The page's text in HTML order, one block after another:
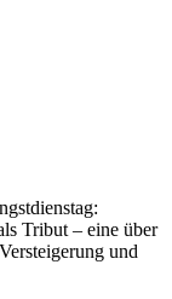
Tribut – eine über
und